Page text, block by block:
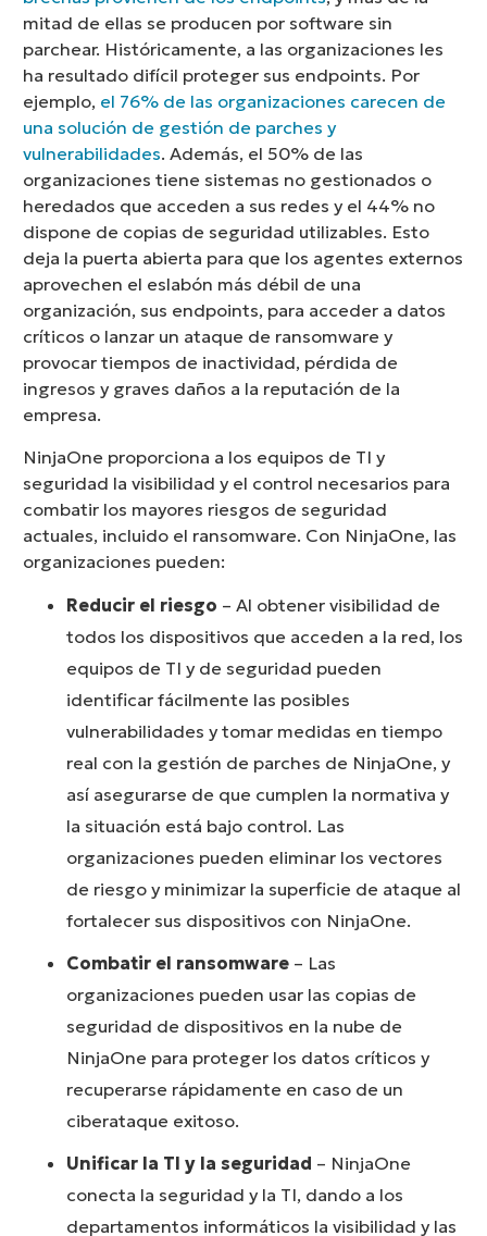
mitad de ellas se producen por software sin
parchear. Históricamente, a las organizaciones les
ha resultado difícil proteger sus endpoints. Por
ejemplo, el 76% de las organizaciones carecen de
una solución de gestión de parches y
vulnerabilidades. Además, el 50% de las
organizaciones tiene sistemas no gestionados o
heredados que acceden a sus redes y el 44% no
dispone de copias de seguridad utilizables. Esto
deja la puerta abierta para que los agentes externos
aprovechen el eslabón más débil de una
organización, sus endpoints, para acceder a datos
críticos o lanzar un ataque de ransomware y
provocar tiempos de inactividad, pérdida de
ingresos y graves daños a la reputación de la
empresa.
NinjaOne proporciona a los equipos de TI y
seguridad la visibilidad y el control necesarios para
combatir los mayores riesgos de seguridad
actuales, incluido el ransomware. Con NinjaOne, las
organizaciones pueden:
Reducir el riesgo – Al obtener visibilidad de
todos los dispositivos que acceden a la red, los
equipos de TI y de seguridad pueden
identificar fácilmente las posibles
vulnerabilidades y tomar medidas en tiempo
real con la gestión de parches de NinjaOne, y
así asegurarse de que cumplen la normativa y
la situación está bajo control. Las
organizaciones pueden eliminar los vectores
de riesgo y minimizar la superficie de ataque al
fortalecer sus dispositivos con NinjaOne.
Combatir el ransomware – Las
organizaciones pueden usar las copias de
seguridad de dispositivos en la nube de
NinjaOne para proteger los datos críticos y
recuperarse rápidamente en caso de un
ciberataque exitoso.
Unificar la TI y la seguridad – NinjaOne
conecta la seguridad y la TI, dando a los
departamentos informáticos la visibilidad y las